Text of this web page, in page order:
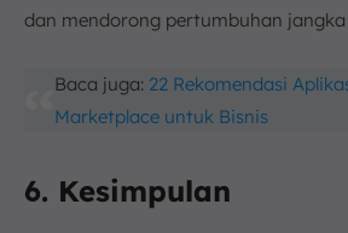
dan mendorong pertumbuhan
Baca juga: 22 Rekomendasi
Marketplace untuk Bisnis
6. Kesimpulan